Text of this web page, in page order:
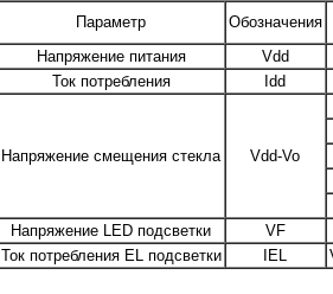
Параметр
Обозначения
Напряжение питания
Vdd
Ток потребления
Idd
Напряжение смещения стекла Vdd-Vo
Напряжение LED подсветки
VF
Ток потребления EL подсветки
IEL